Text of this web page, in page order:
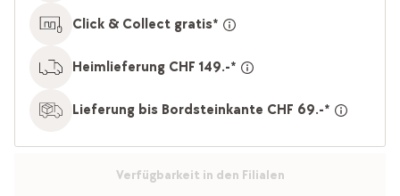
Click & Collect gratis*
Heimlieferung CHF 149.-*
Lieferung bis Bordsteinkante CHF 69.-*
Verfügbarkeit in den Filialen